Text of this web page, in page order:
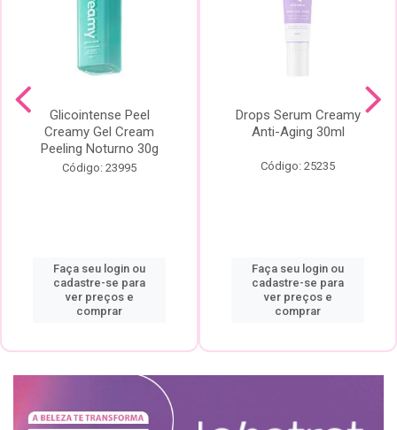
Glicointense Peel
Creamy Gel Cream
Peeling Noturno 30g
Código: 23995
Faça seu login ou
cadastre-se para
ver preços e
comprar
Drops Serum Creamy
Anti-Aging 30ml
Código: 25235
Faça seu login ou
cadastre-se para
ver preços e
comprar